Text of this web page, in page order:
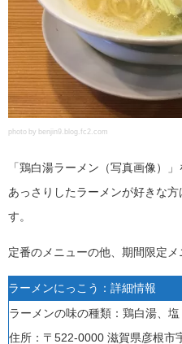
photo by benjin9.blog.fc2.com
「鶏白湯ラーメン（写真画像）
あっさりしたラーメンが好きな
す。
定番のメニューの他、期間限定メ
ラーメンにっこう：詳細情報
ラーメンの味の種類：鶏白湯、塩
住所：〒522-0000 滋賀県彦根市